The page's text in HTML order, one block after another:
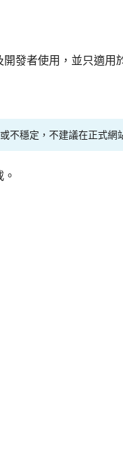
發者使用，並只適用
不穩定，不建議在正式網